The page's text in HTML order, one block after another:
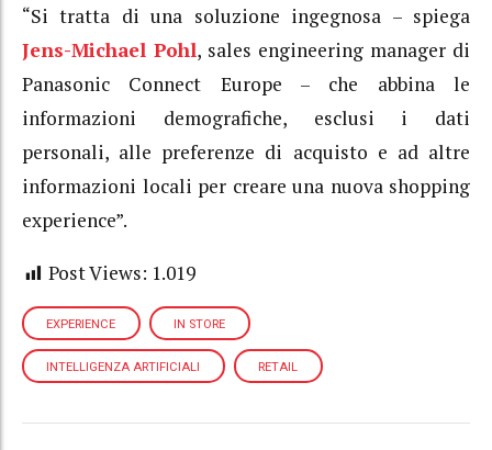
“Si tratta di una soluzione ingegnosa – spiega
Jens-Michael Pohl, sales engineering manager di
Panasonic Connect Europe – che abbina le
informazioni demografiche, esclusi i dati
personali, alle preferenze di acquisto e ad altre
informazioni locali per creare una nuova shopping
experience”.
Post Views: 1.019
EXPERIENCE IN STORE
INTELLIGENZA ARTIFICIALI RETAIL